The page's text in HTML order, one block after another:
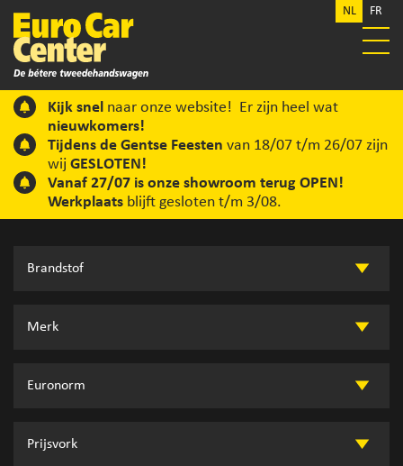
NL FR
Kijk snel naar onze website! Er zijn heel wat
nieuwkomers!
Tijdens de Gentse Feesten van 18/07 t/m 26/07 zijn
wij GESLOTEN!
Vanaf 27/07 is onze showroom terug OPEN!
Werkplaatsblijft gesloten t/m 3/08.